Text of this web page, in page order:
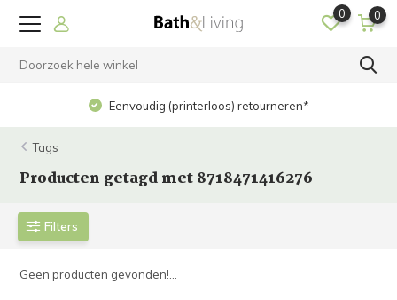
0 0
Eenvoudig (printerloos) retourneren*
Tags
Producten getagd met 8718471416276
Filters
Geen producten gevonden!...